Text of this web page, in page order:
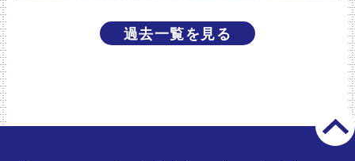
過去一覧を見る